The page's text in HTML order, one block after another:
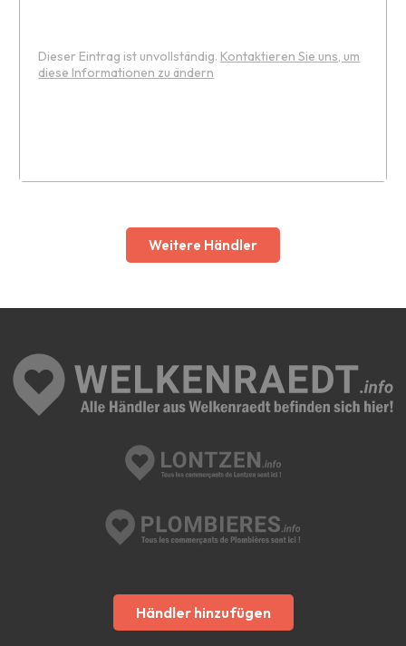
Dieser Eintrag ist unvollständig. Kontaktieren Sie uns, um
diese Informationen zu ändern
Weitere Händler
Händler hinzufügen